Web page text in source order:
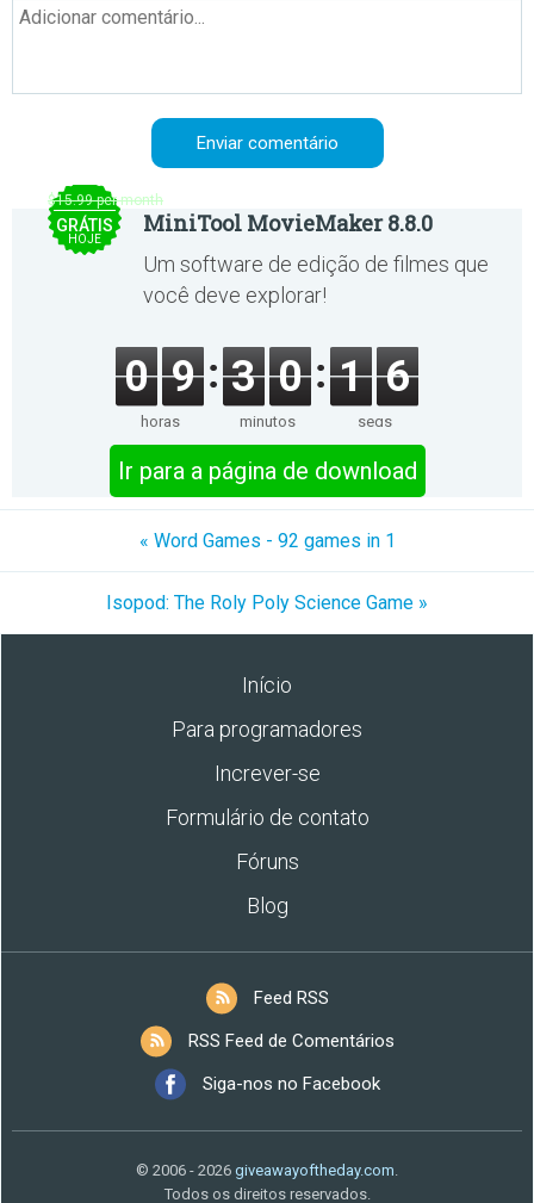
$15.99 per month
GRÁTIS
HOJE
MiniTool MovieMaker 8.8.0
Um software de edição de filmes que
você deve explorar!
0 9
horas
3 0
minutos
1 6
segs
Ir para a página de download
« Word Games - 92 games in 1
Isopod: The Roly Poly Science Game »
Início
Para programadores
Increver-se
Formulário de contato
Fóruns
Blog
Feed RSS
RSS Feed de Comentários
Siga-nos no Facebook
© 2006 - 2026 giveawayoftheday.com.
Todos os direitos reservados.